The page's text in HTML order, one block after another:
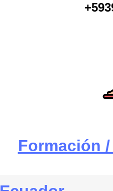
Formación